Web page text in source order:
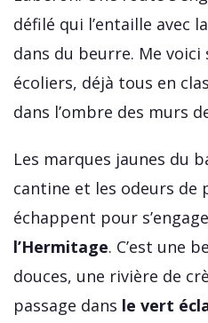
défilé qui l’entaille avec
dans du beurre. Me voici
écoliers, déjà tous en
dans l’ombre des murs
Les marques jaunes du
cantine et les odeurs de
échappent pour
l’Hermitage. C’est une
douces, une rivière de
passage dans le vert